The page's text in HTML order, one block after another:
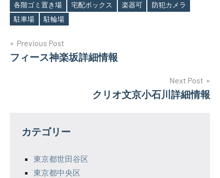
各階ゴミ置き場
宅配ボックス 楽器可
防犯カメラ
駐車場
駐輪場
投
稿
ー
Previous Post
フィース神楽坂詳細情報
Next Post
クリオ文京小石川詳細情報
カテゴリー
東京都世田谷区
東京都中央区